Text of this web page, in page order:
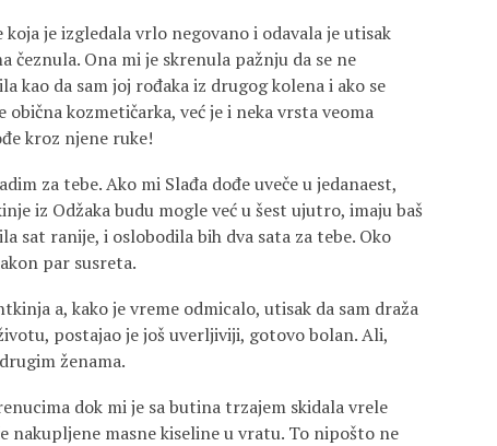
je izgledala vrlo negovano i odavala je utisak
čeznula. Ona mi je skrenula pažnju da se ne
kao da sam joj rođaka iz drugog kolena i ako se
kozmetičarka, već je i neka vrsta veoma
kroz njene ruke!
za tebe. Ako mi Slađa dođe uveče u jedanaest,
iz Odžaka budu mogle već u šest ujutro, imaju baš
sat ranije, i oslobodila bih dva sata za tebe. Oko
par susreta.
a, kako je vreme odmicalo, utisak da sam draža
postajao je još uverljiviji, gotovo bolan. Ali,
ženama.
dok mi je sa butina trzajem skidala vrele
nakupljene masne kiseline u vratu. To nipošto ne